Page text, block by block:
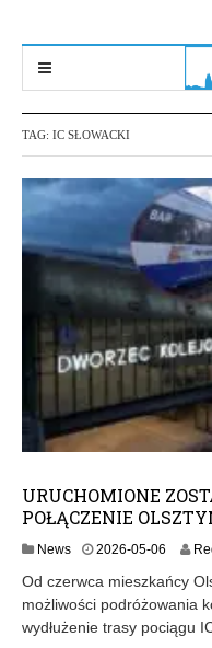
TAG: IC SŁOWACKI
URUCHOMIONE
POŁĄCZENIE
News 2026-05-06
2
6
-
Od czerwca mieszkańcy
możliwości podróżowania
wydłużenie trasy pociągu